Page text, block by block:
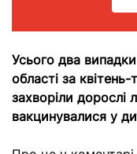
Усього два
області за
захворіли дорослі
вакцинувалися у